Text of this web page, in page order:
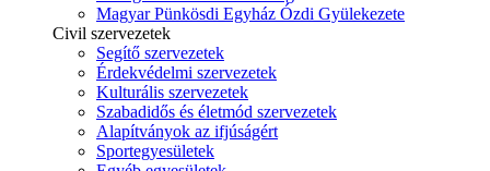
Magyar Pünkösdi Egyház Ózdi Gyülekezete
Civil szervezetek
Segítő szervezetek
Érdekvédelmi szervezetek
Kulturális szervezetek
Szabadidős és életmód szervezetek
Alapítványok az ifjúságért
Sportegyesületek